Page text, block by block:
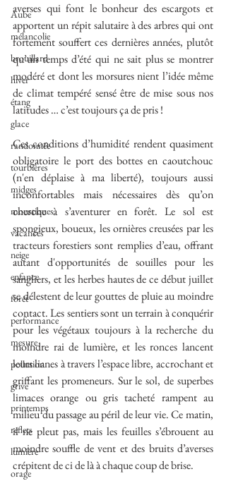
Aube
mélancolie
brouillard
hiver
étang
glace
randonnée
tourbières
midges
moustiques
vacances
neige
enfance
forêt
performance
mesure
pollution
grive
printemps
reflets
lumière
orage
averses qui font le bonheur des escargots et
apportent un répit salutaire à des arbres qui ont
fortement souffert ces dernières années, plutôt
qu’un temps d’été qui ne sait plus se montrer
modéré et dont les morsures nient l’idée même
de climat tempéré sensé être de mise sous nos
latitudes … c’est toujours ça de pris !
Ces conditions d’humidité rendent quasiment
obligatoire le port des bottes en caoutchouc
(n'en déplaise à ma liberté), toujours aussi
inconfortables mais nécessaires dès qu’on
cherche à s’aventurer en forêt. Le sol est
spongieux, boueux, les ornières creusées par les
tracteurs forestiers sont remplies d’eau, offrant
autant d'opportunités de souilles pour les
sangliers, et les herbes hautes de ce début juillet
se délestent de leur gouttes de pluie au moindre
contact. Les sentiers sont un terrain à conquérir
pour les végétaux toujours à la recherche du
moindre rai de lumière, et les ronces lancent
leurs lianes à travers l’espace libre, accrochant et
griffant les promeneurs. Sur le sol, de superbes
limaces orange ou gris tacheté rampent au
milieu du passage au péril de leur vie. Ce matin,
il ne pleut pas, mais les feuilles s’ébrouent au
moindre souffle de vent et des bruits d’averses
crépitent de ci de là à chaque coup de brise.